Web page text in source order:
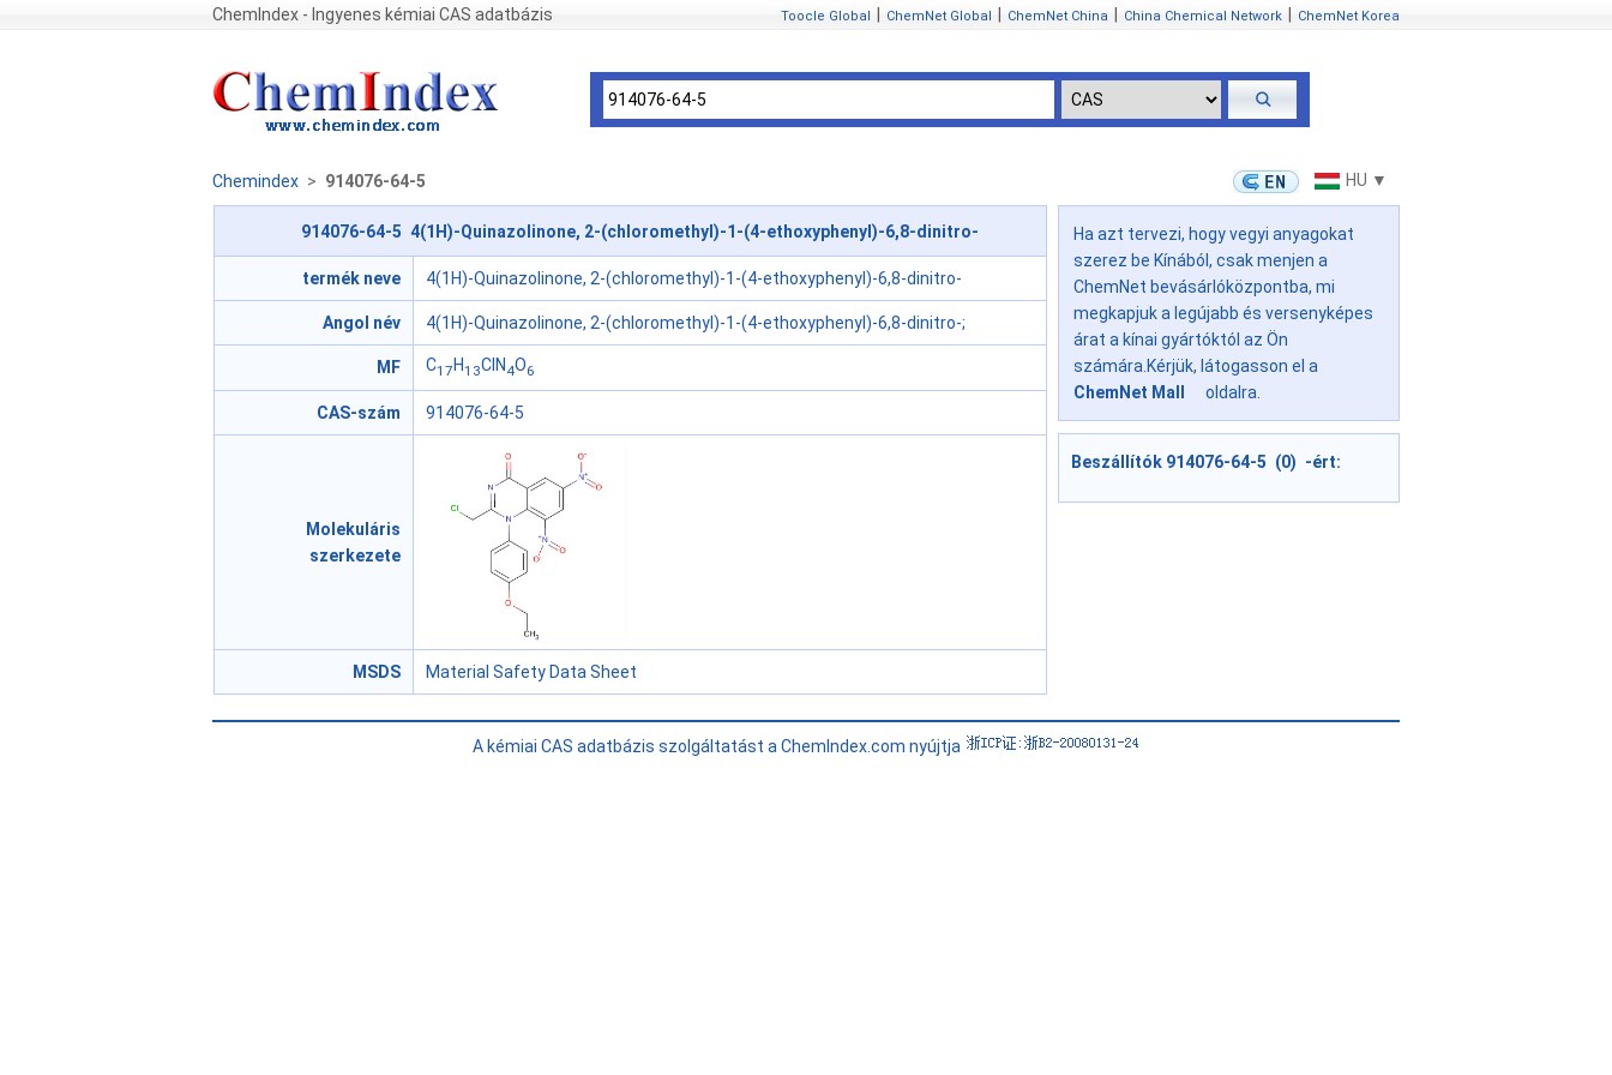
ChemIndex - Ingyenes kémiai CAS adatbázis Toocle Global ChemNet Global ChemNet China China Chemical Network ChemNet Korea
Chemindex > 914076-64-5 HU ▼
914076-64-5 4(1H)-Quinazolinone, 2-(chloromethyl)-1-(4-ethoxyphenyl)-6,8-dinitro-
termék neve 4(1H)-Quinazolinone, 2-(chloromethyl)-1-(4-ethoxyphenyl)-6,8-dinitro-
Angol név 4(1H)-Quinazolinone, 2-(chloromethyl)-1-(4-ethoxyphenyl)-6,8-dinitro-;
MF C17 H13ClN 4O6
CAS-szám 914076-64-5
Molekuláris
szerkezete
MSDS Material Safety Data Sheet
Ha azt tervezi, hogy vegyi anyagokat
szerez be Kínából, csak menjen a
ChemNet bevásárlóközpontba, mi
megkapjuk a legújabb és versenyképes
árat a kínai gyártóktól az Ön
számára.Kérjük, látogasson el a
ChemNet Mall
oldalra.
Beszállítók 914076-64-5 (0) -ért:
A kémiai CAS adatbázis szolgáltatást a ChemIndex.com nyújtja